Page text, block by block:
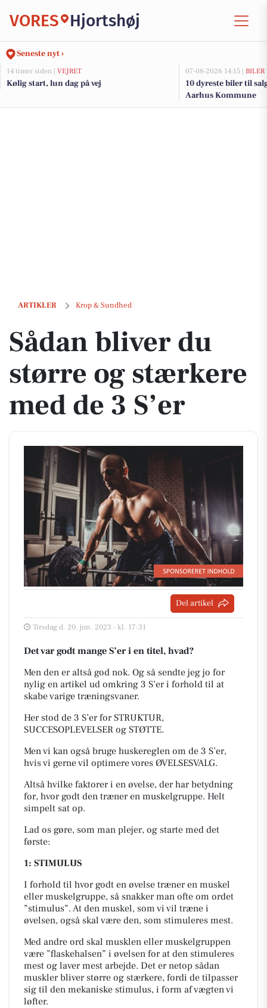
VORES Hjortshøj
Seneste nyt ›
14 timer siden | VEJRET
Kølig start, lun dag på vej
07-08-2026 14:15 | BILER
10 dyreste biler til
Aarhus Kommune
ARTIKLER Krop & Sundhed
Sådan bliver du større og stærkere med de 3 S’er
Sådan bliver du
større og stærkere
med de 3 S’er
Del artikel
Tirsdag d. 20. jun. 2023 - kl. 17:31
Det var godt mange S’er i en titel, hvad?
Men den er altså god nok. Og så sendte jeg jo for
nylig en artikel ud omkring 3 S’er i forhold til at
skabe varige træningsvaner.
Her stod de 3 S’er for STRUKTUR,
SUCCESOPLEVELSER og STØTTE.
Men vi kan også bruge huskereglen om de 3 S’er,
hvis vi gerne vil optimere vores ØVELSESVALG.
Altså hvilke faktorer i en øvelse, der har betydning
for, hvor godt den træner en muskelgruppe. Helt
simpelt sat op.
Lad os gøre, som man plejer, og starte med det
første:
1: STIMULUS
I forhold til hvor godt en øvelse træner en muskel
eller muskelgruppe, så snakker man ofte om ordet
”stimulus”. At den muskel, som vi vil træne i
øvelsen, også skal være den, som stimuleres mest.
Med andre ord skal musklen eller muskelgruppen
være ”flaskehalsen” i øvelsen for at den stimuleres
mest og laver mest arbejde. Det er netop sådan
muskler bliver større og stærkere, fordi de tilpasser
sig til den mekaniske stimulus, i form af vægten vi
løfter.